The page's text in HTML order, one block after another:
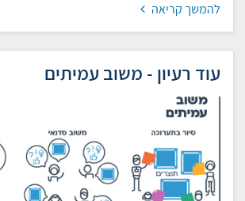
להמשך קריאה
עוד רעיון - משוב עמיתים